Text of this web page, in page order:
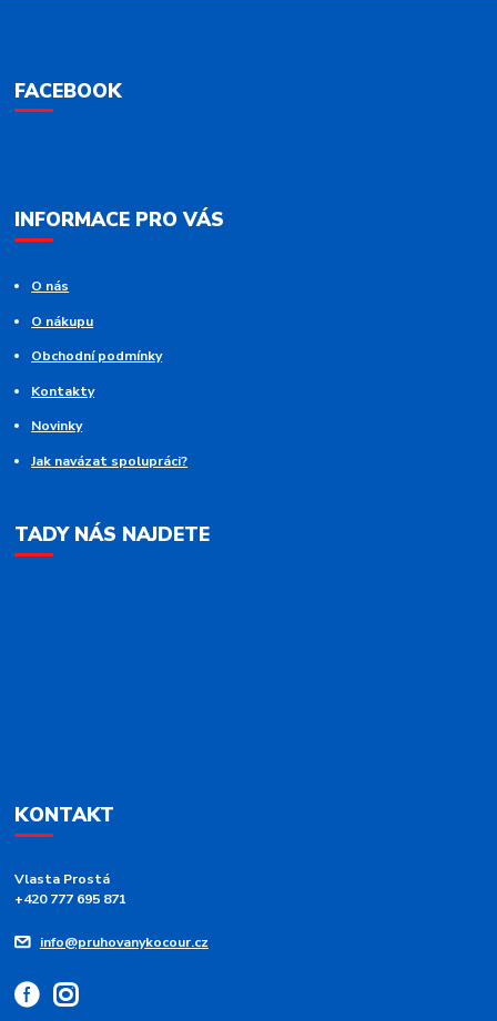
FACEBOOK
INFORMACE PRO VÁS
O nás
O nákupu
Obchodní podmínky
Kontakty
Novinky
Jak navázat spolupráci?
TADY NÁS NAJDETE
KONTAKT
Vlasta Prostá
+420 777 695 871
info@pruhovanykocour.cz